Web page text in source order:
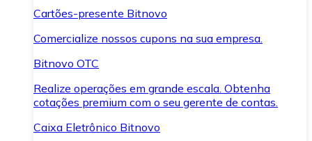
Cartões-presente Bitnovo
Comercialize nossos cupons na sua empresa.
Bitnovo OTC
Realize operações em grande escala. Obtenha
cotações premium com o seu gerente de contas.
Caixa Eletrônico Bitnovo